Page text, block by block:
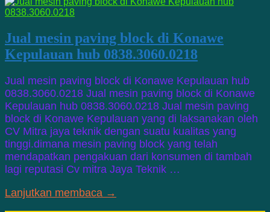
Jual mesin paving block di Konawe
Kepulauan hub 0838.3060.0218
Jual mesin paving block di Konawe Kepulauan hub
0838.3060.0218 Jual mesin paving block di Konawe
Kepulauan hub 0838.3060.0218 Jual mesin paving
block di Konawe Kepulauan yang di laksanakan oleh
CV Mitra jaya teknik dengan suatu kualitas yang
tinggi.dimana mesin paving block yang telah
mendapatkan pengakuan dari konsumen di tambah
lagi reputasi Cv mitra Jaya Teknik …
Lanjutkan membaca →